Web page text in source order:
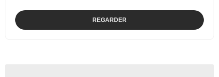
REGARDER